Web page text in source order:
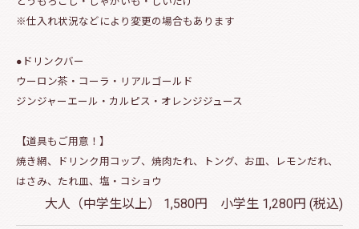
※仕入れ状況などにより変更の場合もあります
●ドリンクバー
ウーロン茶・コーラ・リアルゴールド
ジンジャーエール・カルピス・オレンジジュース
【道具もご用意！】
焼き網、ドリンク用コップ、焼肉たれ、トング、お皿、レモンだれ、
はさみ、たれ皿、塩・コショウ
大人（中学生以上） 1,580円 小学生 1,280円 (税込)